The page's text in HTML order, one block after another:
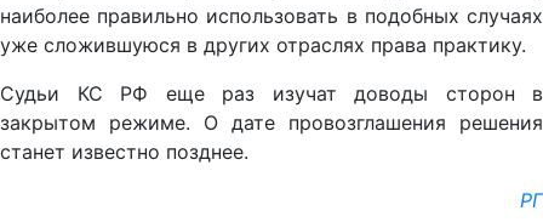
наиболее правильно использовать в подобных случаях
уже сложившуюся в других отраслях права практику.
Судьи КС РФ еще раз изучат доводы сторон в
закрытом режиме. О дате провозглашения решения
станет известно позднее.
РГ